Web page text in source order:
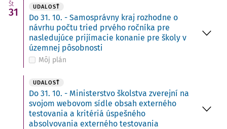
Št
31 UDALOSŤ
Do 31. 10. - Samosprávny kraj rozhodne o
návrhu počtu tried prvého ročníka pre
nasledujúce prijímacie konanie pre školy v
územnej pôsobnosti
Môj plán
UDALOSŤ
Do 31. 10. - Ministerstvo školstva zverejní na
svojom webovom sídle obsah externého
testovania a kritériá úspešného
absolvovania externého testovania